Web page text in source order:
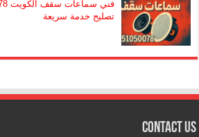
تصليح خدمة سريعة
Contact Us